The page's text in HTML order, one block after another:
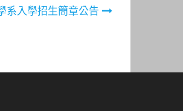
系入學招生簡章公告